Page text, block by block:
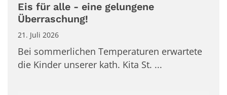
Eis für alle - eine gelungene
Überraschung!
21. Juli 2026
Bei sommerlichen Temperaturen erwartete
die Kinder unserer kath. Kita St. ...